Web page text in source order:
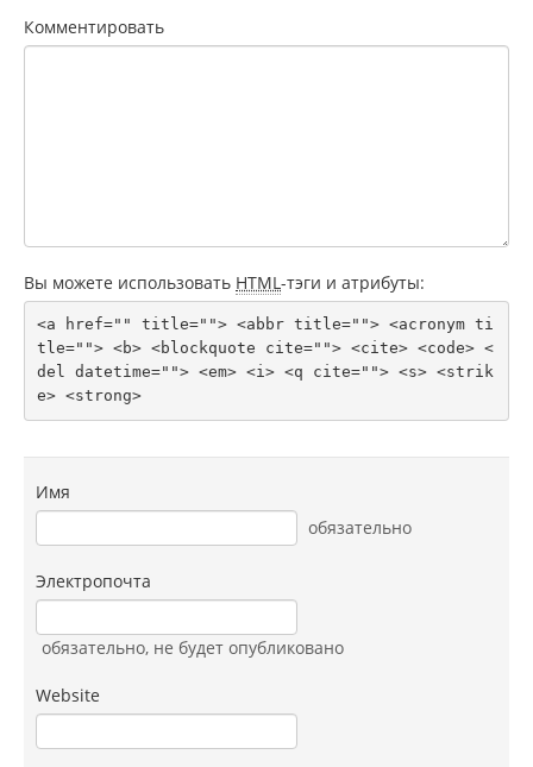
Комментировать
Вы можете использовать HTML -тэги и атрибуты:
<a href="" title=""> <abbr title=""> <acronym ti
tle=""> <b> <blockquote cite=""> <cite> <code> <
del datetime=""> <em> <i> <q cite=""> <s> <strik
e> <strong>
Имя
обязательно
Электропочта
обязательно, не будет опубликовано
Website